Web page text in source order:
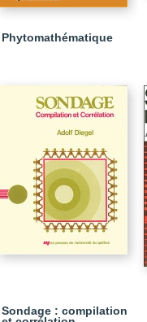
Phytomathématique
Sondage : compilation